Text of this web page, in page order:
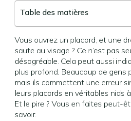
Table des matières
Vous ouvrez un placard, et une
saute au visage ? Ce n’est pas
désagréable. Cela peut aussi
plus profond. Beaucoup de gens
mais ils commettent une erreur
leurs placards en véritables nids
Et le pire ? Vous en faites peut-
savoir.